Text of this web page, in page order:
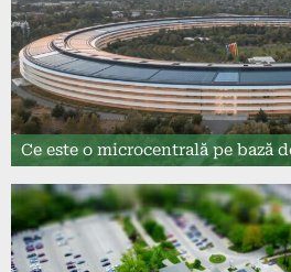
Ce este o microcentrală pe bază